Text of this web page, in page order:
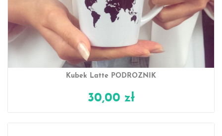
Kubek Latte PODRÓŻNIK
30,00 zł